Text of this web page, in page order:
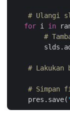
# Ulangi
for i in
#
# Lakukan
# Simpan
    pres.save(